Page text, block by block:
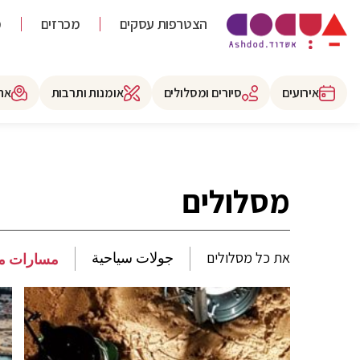
הצטרפות עסקים מכרזים
אירועים סיורים ומסלולים אומנות ותרבות
מסלולים
את כל מסלולים جولات سياحية مسارات